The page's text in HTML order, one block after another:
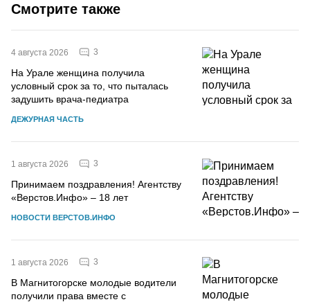
Смотрите также
4 августа 2026 3
На Урале женщина получила
условный срок за то, что пыталась
задушить врача-педиатра
ДЕЖУРНАЯ ЧАСТЬ
1 августа 2026 3
Принимаем поздравления! Агентству
«Верстов.Инфо» – 18 лет
НОВОСТИ ВЕРСТОВ.ИНФО
1 августа 2026 3
В Магнитогорске молодые водители
получили права вместе с